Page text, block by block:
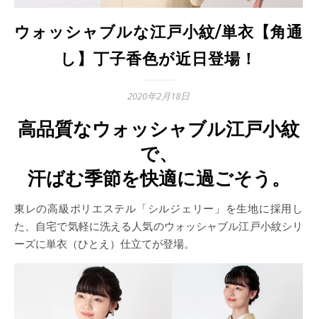
ウォッシャブルな江戸小紋/単衣【角通
し】丁子香色が近日登場！
2020年2月18日
高品質なウォッシャブル江戸小紋
で、
汗ばむ季節を快適に過ごそう。
東レの高級ポリエステル「シルジェリー」を生地に採用し
た、自宅で気軽に洗える人気のウォッシャブル江戸小紋シリ
ーズに単衣（ひとえ）仕立てが登場。